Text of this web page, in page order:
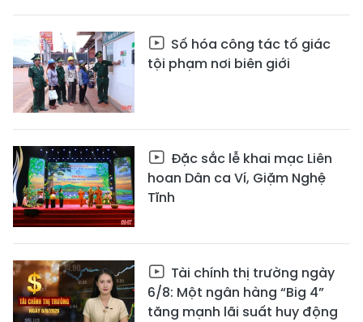
Số hóa công tác tố giác
tội phạm nơi biên giới
Đặc sắc lễ khai mạc Liên
hoan Dân ca Ví, Giặm Nghệ
Tĩnh
Tài chính thị trường ngày
6/8: Một ngân hàng “Big 4”
tăng mạnh lãi suất huy động